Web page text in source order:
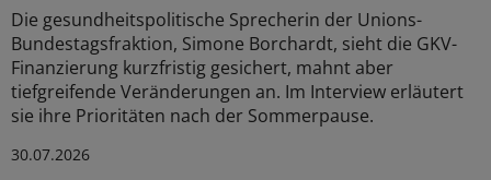
Die gesundheitspolitische Sprecherin der Unions-
Bundestagsfraktion, Simone Borchardt, sieht die GKV-
Finanzierung kurzfristig gesichert, mahnt aber
tiefgreifende Veränderungen an. Im Interview erläutert
sie ihre Prioritäten nach der Sommerpause.
30.07.2026